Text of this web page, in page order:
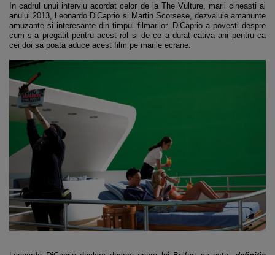
In cadrul unui interviu acordat celor de la The Vulture, marii cineasti ai
anului 2013, Leonardo DiCaprio si Martin Scorsese, dezvaluie amanunte
amuzante si interesante din timpul filmarilor. DiCaprio a povesti despre
cum s-a pregatit pentru acest rol si de ce a durat cativa ani pentru ca
cei doi sa poata aduce acest film pe marile ecrane.